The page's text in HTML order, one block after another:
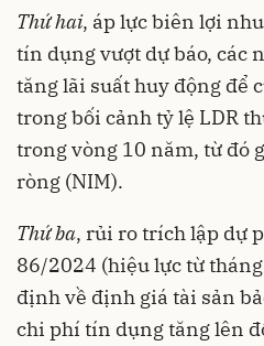
Thứ hai, áp lực biên lợi
tín dụng vượt dự báo, các
tăng lãi suất huy động để
trong bối cảnh tỷ lệ LDR
trong vòng 10 năm, từ đó
ròng (NIM).
Thứ ba, rủi ro trích lập dự
86/2024 (hiệu lực từ
định về định giá tài sản
chi phí tín dụng tăng lên